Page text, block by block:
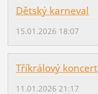
Dětský karneval
15.01.2026 18:07
Tříkrálový koncert
11.01.2026 21:17